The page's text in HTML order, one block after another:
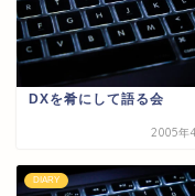
DXを肴にして語る会
2005年
DIARY